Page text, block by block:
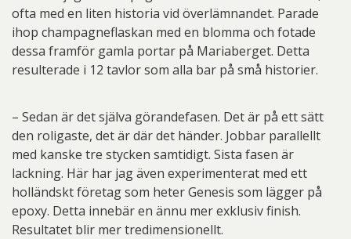
ofta med en liten historia vid överlämnandet. Parade
ihop champagneflaskan med en blomma och fotade
dessa framför gamla portar på Mariaberget. Detta
resulterade i 12 tavlor som alla bar på små historier.
– Sedan är det själva görandefasen. Det är på ett sätt
den roligaste, det är där det händer. Jobbar parallellt
med kanske tre stycken samtidigt. Sista fasen är
lackning. Här har jag även experimenterat med ett
holländskt företag som heter Genesis som lägger på
epoxy. Detta innebär en ännu mer exklusiv finish.
Resultatet blir mer tredimensionellt.